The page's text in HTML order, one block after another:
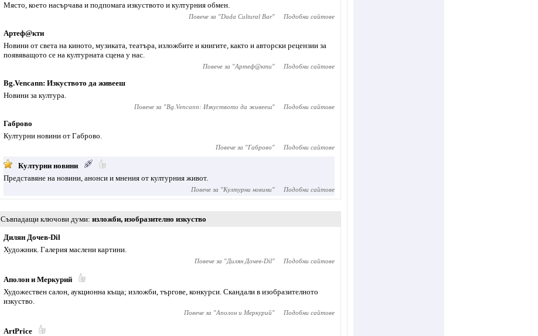
Място, което насърчава и подпомага изкуството и културния обмен.
Повече за "Dada Cultural Bar" Подобни сайтове
Артеф@кти
Новини от света на киното, музиката, театъра, изложбите и книгите, както и авторски рецензии за
появяващото се на културната сцена у нас.
Повече за "Артеф@кти" Подобни сайтове
Bg.Vencann: Изкуството да живееш
Новини за култура.
Повече за "Bg.Vencann: Изкуството да живееш" Подобни сайтове
Габрово
Културни новини от Габрово.
Повече за "Габрово" Подобни сайтове
Културни новини
Представяне на новини, анонси и мнения от културния живот.
Повече за "Културни новини" Подобни сайтове
Съвпадащи ключови думи изложби, изобразително изкуство
Дилян Дочев-Dil
Художник. Галерия маслени картини.
Повече за "Дилян Дочев-Dil" Подобни сайтове
Аполон и Меркурий
Художествен салон, аукционна къща; изложби, търгове, конкурси. Скандали в изобразителното
изкуство.
Повече за "Аполон и Меркурий" Подобни сайтове
ArtPrice